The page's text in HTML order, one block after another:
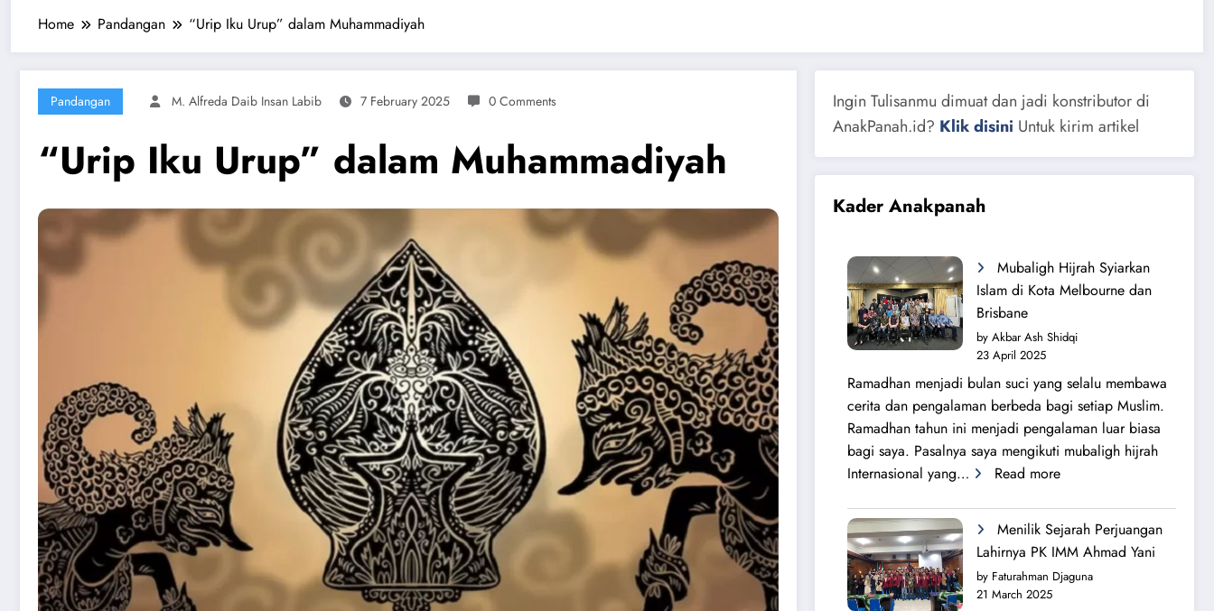
Home Pandangan “Urip Iku Urup” dalam Muhammadiyah
Pandangan M. Alfreda Daib Insan Labib 7 February 2025 0 Comments
“Urip Iku Urup” dalam Muhammadiyah
Ingin Tulisanmu dimuat dan jadi konstributor di
AnakPanah.id? Klik disini Untuk kirim artikel
Kader Anakpanah
Mubaligh Hijrah Syiarkan
Islam di Kota Melbourne dan
Brisbane
by Akbar Ash Shidqi
23 April 2025
Ramadhan menjadi bulan suci yang selalu membawa
cerita dan pengalaman berbeda bagi setiap Muslim.
Ramadhan tahun ini menjadi pengalaman luar biasa
bagi saya. Pasalnya saya mengikuti mubaligh hijrah
Internasional yang…
Read more:
Hijrah
Syiarkan
Islam
di
Menilik Sejarah Perjuangan
Lahirnya PK IMM Ahmad Yani
by Faturahman Djaguna
21 March 2025